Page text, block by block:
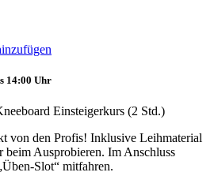
14:00 Uhr
Einsteigerkurs (2 Std.)
von den Profis! Inklusive Leihmaterial
beim Ausprobieren. Im Anschluss
Slot“ mitfahren.